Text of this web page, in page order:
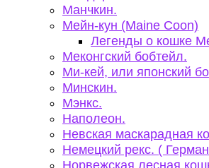
Манчкин.
Мейн-кун (Maine Coon)
Легенды о кошке
Меконгский бобтейл.
Ми-кей, или японский
Минскин.
Мэнкс.
Наполеон.
Невская маскарадная
Немецкий рекс. (
Норвежская лесная